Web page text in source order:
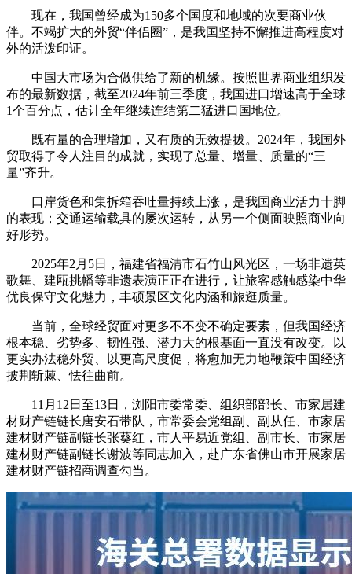
现在，我国曾经成为150多个国度和地域的次要商业伙
伴。不竭扩大的外贸“伴侣圈”，是我国坚持不懈推进高程度对
外的活泼印证。
中国大市场为合做供给了新的机缘。按照世界商业组织发
布的最新数据，截至2024年前三季度，我国进口增速高于全球
1个百分点，估计全年继续连结第二猛进口国地位。
既有量的合理增加，又有质的无效提拔。2024年，我国外
贸取得了令人注目的成就，实现了总量、增量、质量的“三
量”齐升。
口岸货色和集拆箱吞吐量持续上涨，是我国商业活力十脚
的表现；交通运输载具的屡次运转，从另一个侧面映照商业向
好形势。
2025年2月5日，福建省福清市石竹山风光区，一场非遗英
歌舞、建瓯挑幡等非遗表演正正在进行，让旅客感触感染中华
优良保守文化魅力，丰硕景区文化内涵和旅逛质量。
当前，全球经贸面对更多不不变不确定要素，但我国经济
根本稳、劣势多、韧性强、潜力大的根基面一直没有改变。以
更实办法稳外贸、以更高尺度促，将愈加无力地鞭策中国经济
披荆斩棘、怯往曲前。
11月12日至13日，浏阳市委常委、组织部部长、市家居建
材财产链链长唐安石带队，市常委会党组副、副从任、市家居
建材财产链副链长张葵红，市人平易近党组、副市长、市家居
建材财产链副链长谢波等同志加入，赴广东省佛山市开展家居
建材财产链招商调查勾当。